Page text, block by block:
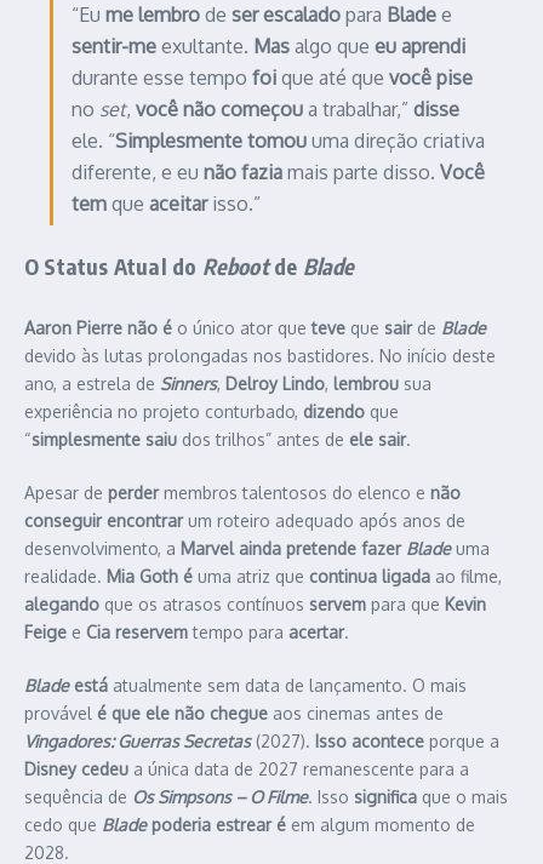
“Eu me lembro de ser escalado para Blade e
sentir-me exultante. Mas algo que eu aprendi
durante esse tempo foi que até que você pise
no set, você não começou a trabalhar,” disse
ele. “Simplesmente tomou uma direção criativa
diferente, e eu não fazia mais parte disso. Você
tem que aceitarisso.”
O Status Atual do Rebootde Blade
Aaron Pierre não é o único ator queteve que sairde Blade
devido às lutas prolongadas nos bastidores. No início deste
ano, a estrela de Sinners, Delroy Lindo, lembrou sua
experiência no projeto conturbado, dizendo que
“simplesmente saiu dos trilhos” antes de ele sair.
Apesar de perdermembros talentosos do elenco e não
conseguir encontrarum roteiro adequado após anos de
desenvolvimento, a Marvel ainda pretende fazer Bladeuma
realidade. Mia Goth é uma atriz que continua ligada ao filme,
alegando que os atrasos contínuos servem para que Kevin
Feige e Cia reservemtempo para acertar.
Blade está atualmente sem data de lançamento. O mais
provável é que ele não chegue aos cinemas antes de
Vingadores: Guerras Secretas(2027). Isso acontece porque a
Disney cedeu a única data de 2027 remanescente para a
sequência de Os Simpsons – O Filme. Isso significa que o mais
cedo que Blade poderia estrear é em algum momento de
2028.